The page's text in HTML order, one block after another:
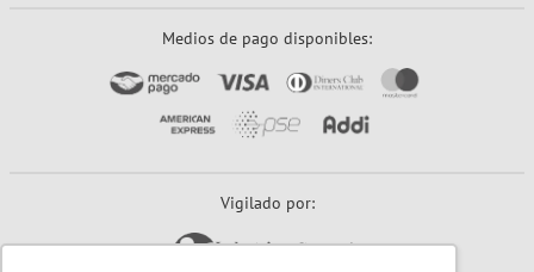
Medios de pago disponibles:
Vigilado por: